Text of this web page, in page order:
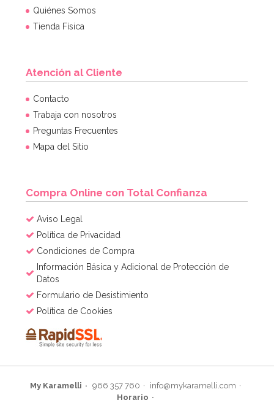
Quiénes Somos
Tienda Física
Atención al Cliente
Contacto
Trabaja con nosotros
Preguntas Frecuentes
Mapa del Sitio
Compra Online con Total Confianza
Aviso Legal
Política de Privacidad
Condiciones de Compra
Información Básica y Adicional de Protección de
Datos
Formulario de Desistimiento
Política de Cookies
My Karamelli 966 357 760
info@mykaramelli.com
Horario